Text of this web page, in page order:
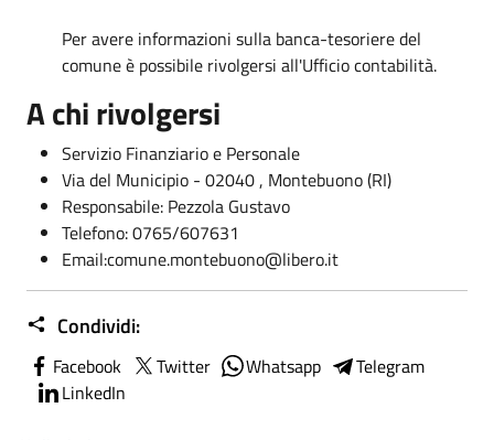
Per avere informazioni sulla banca-tesoriere del
comune è possibile rivolgersi all'Ufficio contabilità.
A chi rivolgersi
Servizio Finanziario e Personale
Via del Municipio - 02040 , Montebuono (RI)
Responsabile: Pezzola Gustavo
Telefono: 0765/607631
Email:comune.montebuono@libero.it
Condividi:
Facebook Twitter Whatsapp
Telegram
LinkedIn